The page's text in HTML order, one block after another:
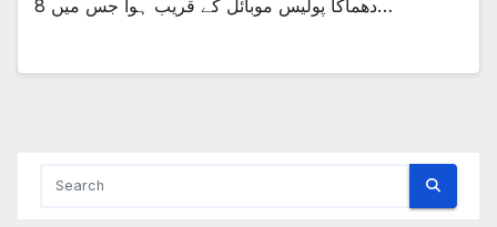
دھماکا پولیس موبائل کے قریب ہوا جس میں 8…